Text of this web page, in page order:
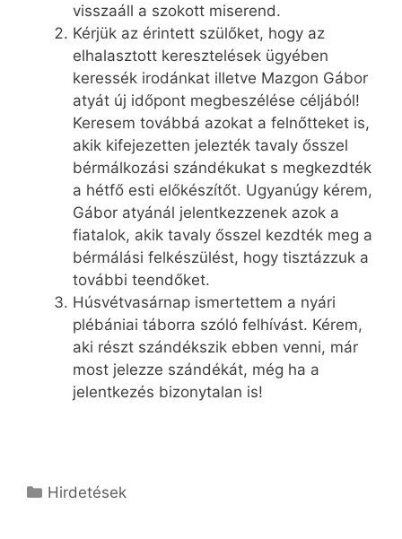
visszaáll a szokott miserend.
Kérjük az érintett szülőket, hogy az
elhalasztott keresztelések ügyében
keressék irodánkat illetve Mazgon Gábor
atyát új időpont megbeszélése céljából!
Keresem továbbá azokat a felnőtteket is,
akik kifejezetten jelezték tavaly ősszel
bérmálkozási szándékukat s megkezdték
a hétfő esti előkészítőt. Ugyanúgy kérem,
Gábor atyánál jelentkezzenek azok a
fiatalok, akik tavaly ősszel kezdték meg a
bérmálási felkészülést, hogy tisztázzuk a
további teendőket.
Húsvétvasárnap ismertettem a nyári
plébániai táborra szóló felhívást. Kérem,
aki részt szándékszik ebben venni, már
most jelezze szándékát, még ha a
jelentkezés bizonytalan is!
Kategória
Hirdetések